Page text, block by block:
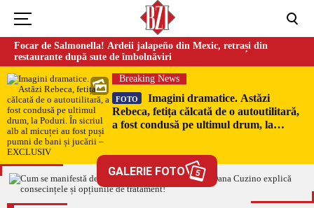
Focar de Salmonella! Ardeii jalapeño din Mexic, retrași din
restaurante după sute de îmbolnăviri
Breaking News
FOTO
Imagini dramatice. Astăzi
Rebeca, fetița călcată de o autoutilitară,
a fost condusă pe ultimul drum, la
EXCLUSIV
GALERIE FOTO 5